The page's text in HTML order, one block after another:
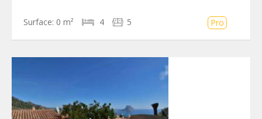
Surface: 0 m² 4 5 Pro